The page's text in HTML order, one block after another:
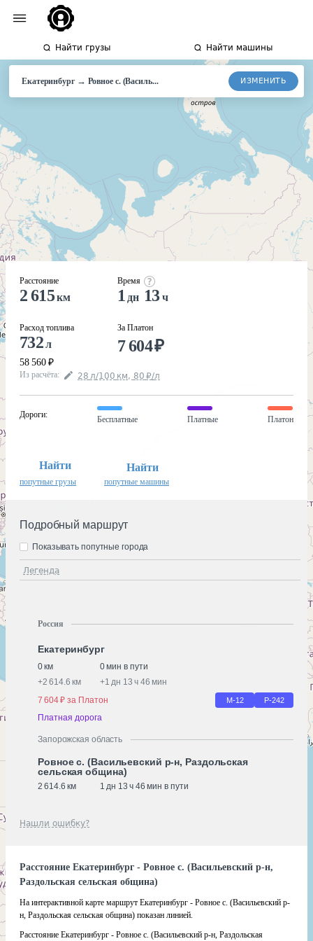
Найти грузы Найти машины
Екатеринбург→ Ровное с. (Василь... ИЗМЕНИТЬ
Расстояние
2 615км
Расход топлива
732л
58 560 ₽
Время
1 дн 13ч
За Платон
7 604₽
Из расчёта: 28 л/100 км, 80 ₽/л
Дороги:
Бесплатные Платные Платон
Найти
попутные грузы
Найти
попутные машины
Подробный маршрут
Легенда
Показывать попутные города
Россия
Екатеринбург
0 км
0 мин в пути
+2 614.6 км +1 дн 13 ч 46 мин
7 604 ₽ за Платон
М-12 Р-242
Платная дорога
Запорожская область
Ровное с. (Васильевский р-н, Раздольская
сельская община)
2 614.6 км 1 дн 13 ч 46 мин в пути
Нашли ошибку?
Расстояние Екатеринбург - Ровное с. (Васильевский р-н,
Раздольская сельская община)
На интерактивной карте маршрут Екатеринбург - Ровное с. (Васильевский р-
н, Раздольская сельская община) показан линией.
Расстояние Екатеринбург - Ровное с. (Васильевский р-н, Раздольская